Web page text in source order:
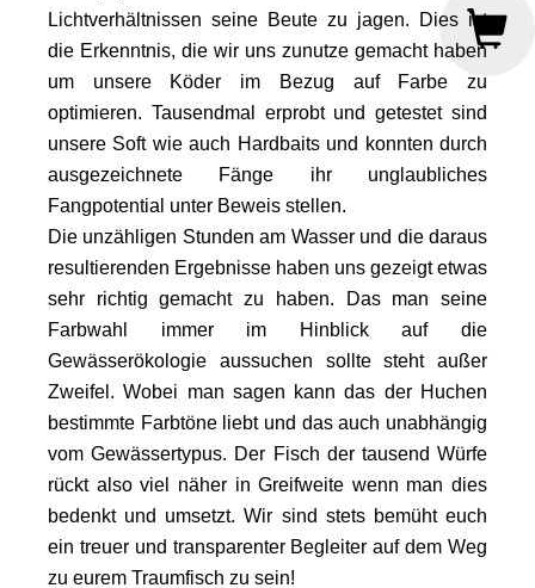
Lichtverhältnissen seine Beute zu jagen. Dies ist
die Erkenntnis, die wir uns zunutze gemacht haben
um unsere Köder im Bezug auf Farbe zu
optimieren. Tausendmal erprobt und getestet sind
unsere Soft wie auch Hardbaits und konnten durch
ausgezeichnete Fänge ihr unglaubliches
Fangpotential unter Beweis stellen.
Die unzähligen Stunden am Wasser und die daraus
resultierenden Ergebnisse haben uns gezeigt etwas
sehr richtig gemacht zu haben. Das man seine
Farbwahl immer im Hinblick auf die
Gewässerökologie aussuchen sollte steht außer
Zweifel. Wobei man sagen kann das der Huchen
bestimmte Farbtöne liebt und das auch unabhängig
vom Gewässertypus. Der Fisch der tausend Würfe
rückt also viel näher in Greifweite wenn man dies
bedenkt und umsetzt. Wir sind stets bemüht euch
ein treuer und transparenter Begleiter auf dem Weg
zu eurem Traumfisch zu sein!